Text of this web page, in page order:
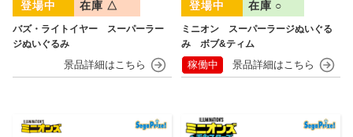
バズ・ライトイヤー スーパーラー
ジぬいぐるみ
在庫 △
ミニオン スーパーラージぬいぐる
み ボブ&ティム
在庫 ○
稼働中